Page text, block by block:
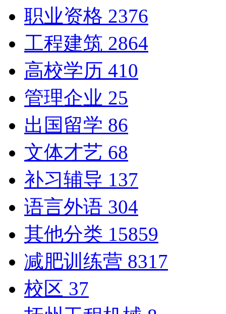
职业资格 2376
工程建筑 2864
高校学历 410
管理企业 25
出国留学 86
文体才艺 68
补习辅导 137
语言外语 304
其他分类 15859
减肥训练营 8317
校区 37